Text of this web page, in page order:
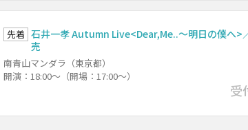
先着 石井一孝 Autumn Live<Dear,Me..～明日の僕へ>
売
南青山マンダラ（東京都）
開演：18:00～（開場：17:00～）
受